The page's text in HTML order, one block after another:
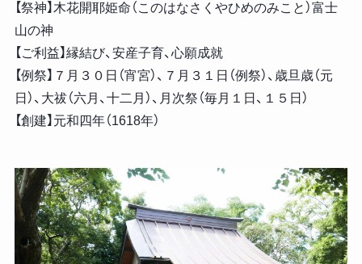
【祭神】木花開耶姫命（このはなさくやひめのみこと）富士
山の神
【ご利益】縁結び、安産子育、心願成就
【例祭】７月３０日（宵宮）、７月３１日（例祭）、歳旦歳（元
日）、大祓（六月、十二月）、月次祭（毎月１日、１５日）
【創建】元和四年（1618年）